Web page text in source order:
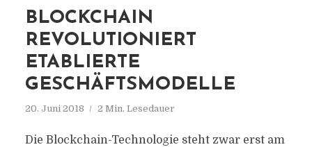
BLOCKCHAIN
REVOLUTIONIERT
ETABLIERTE
GESCHÄFTSMODELLE
20. Juni 2018 2 Min. Lesedauer
Die Blockchain-Technologie steht zwar erst am